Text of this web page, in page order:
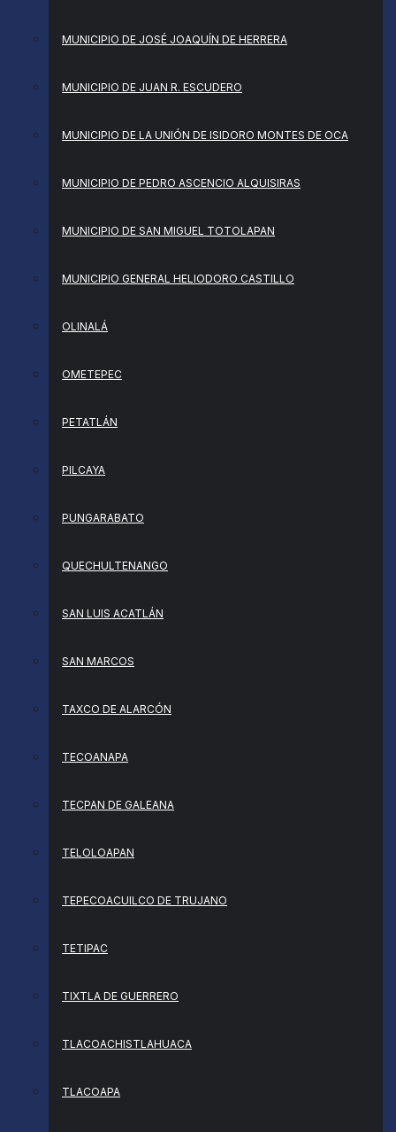
MUNICIPIO DE JOSÉ JOAQUÍN DE HERRERA
MUNICIPIO DE JUAN R. ESCUDERO
MUNICIPIO DE LA UNIÓN DE ISIDORO MONTES DE OCA
MUNICIPIO DE PEDRO ASCENCIO ALQUISIRAS
MUNICIPIO DE SAN MIGUEL TOTOLAPAN
MUNICIPIO GENERAL HELIODORO CASTILLO
OLINALÁ
OMETEPEC
PETATLÁN
PILCAYA
PUNGARABATO
QUECHULTENANGO
SAN LUIS ACATLÁN
SAN MARCOS
TAXCO DE ALARCÓN
TECOANAPA
TECPAN DE GALEANA
TELOLOAPAN
TEPECOACUILCO DE TRUJANO
TETIPAC
TIXTLA DE GUERRERO
TLACOACHISTLAHUACA
TLACOAPA